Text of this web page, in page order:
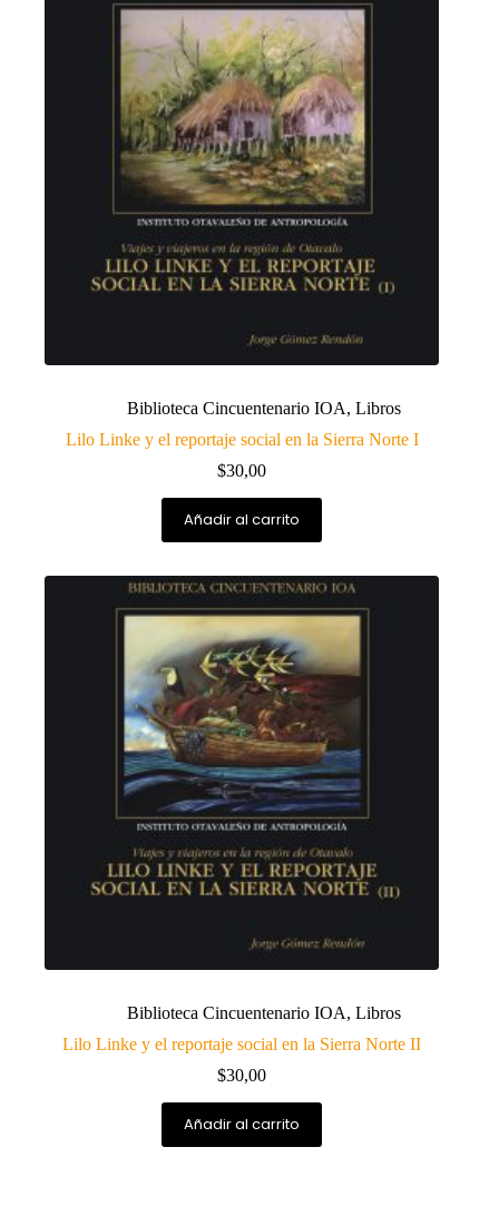
Biblioteca Cincuentenario IOA,Libros
Lilo Linke y el reportaje social en la Sierra Norte I
$30,00
Añadir al carrito
Biblioteca Cincuentenario IOA,Libros
Lilo Linke y el reportaje social en la Sierra Norte II
$30,00
Añadir al carrito